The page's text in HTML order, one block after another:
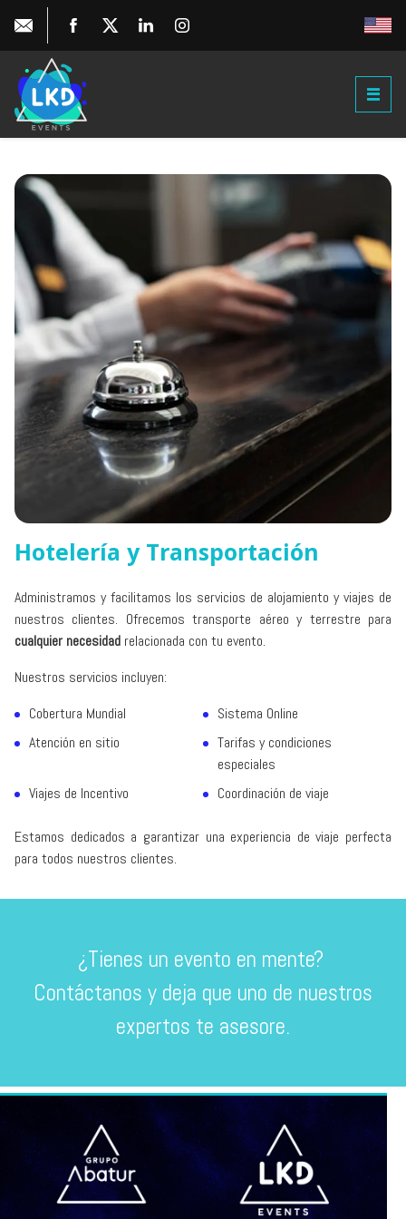
Hotelería y Transportación
Administramos y facilitamos los servicios de alojamiento y viajes de
nuestros clientes. Ofrecemos transporte aéreo y terrestre para
cualquier necesidad relacionada con tu evento.
Nuestros servicios incluyen:
Cobertura Mundial
Sistema Online
Atención en sitio
Tarifas y condiciones
especiales
Viajes de Incentivo
Coordinación de viaje
Estamos dedicados a garantizar una experiencia de viaje perfecta
para todos nuestros clientes.
¿Tienes un evento en mente?
Contáctanos y deja que uno de nuestros
expertos te asesore.